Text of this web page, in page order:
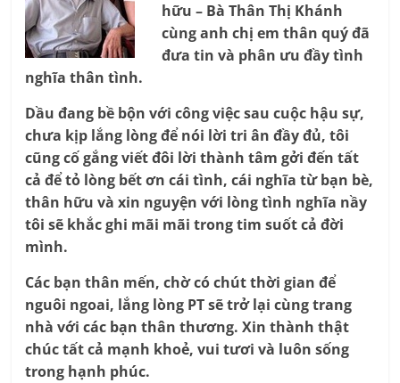
hữu – Bà Thân Thị Khánh
cùng anh chị em thân quý đã
đưa tin và phân ưu đầy tình
nghĩa thân tình.
Dầu đang bề bộn với công việc sau cuộc hậu sự,
chưa kịp lắng lòng để nói lời tri ân đầy đủ, tôi
cũng cố gắng viết đôi lời thành tâm gởi đến tất
cả để tỏ lòng bết ơn cái tình, cái nghĩa từ bạn bè,
thân hữu và xin nguyện với lòng tình nghĩa nầy
tôi sẽ khắc ghi mãi mãi trong tim suốt cả đời
mình.
Các bạn thân mến, chờ có chút thời gian để
nguôi ngoai, lắng lòng PT sẽ trở lại cùng trang
nhà với các bạn thân thương. Xin thành thật
chúc tất cả mạnh khoẻ, vui tươi và luôn sống
trong hạnh phúc.